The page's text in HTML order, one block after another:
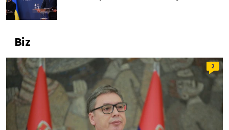
Biz
2